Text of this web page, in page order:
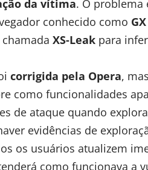
da vítima. O problema
conhecido como
XS-Leak para
corrigida pela Opera,
como funcionalidades
de ataque quando
evidências de
os usuários atualizem
como funcionava a